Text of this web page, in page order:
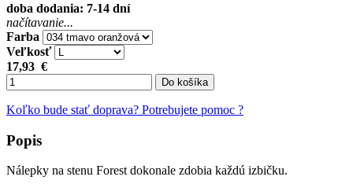
doba dodania: 7-14 dní
načítavanie...
Farba
Veľkosť
17,93 €
Do košíka
Koľko bude stať doprava? Potrebujete pomoc ?
Popis
Nálepky na stenu Forest dokonale zdobia každú izbičku.